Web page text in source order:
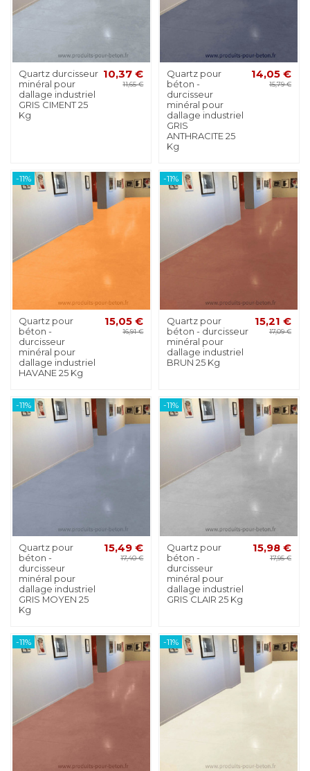
Quartz durcisseur
minéral pour
dallage industriel
GRIS CIMENT 25
Kg
10,37 €
11,65 €
Quartz pour
béton -
durcisseur
minéral pour
dallage industriel
GRIS
ANTHRACITE 25
Kg
14,05 €
15,79 €
-11%
Quartz pour
béton -
durcisseur
minéral pour
dallage industriel
HAVANE 25 Kg
15,05 €
16,91 €
-11%
Quartz pour
béton - durcisseur
minéral pour
dallage industriel
BRUN 25 Kg
15,21 €
17,09 €
-11%
Quartz pour
béton -
durcisseur
minéral pour
dallage industriel
GRIS MOYEN 25
Kg
15,49 €
17,40 €
-11%
Quartz pour
béton -
durcisseur
minéral pour
dallage industriel
GRIS CLAIR 25 Kg
15,98 €
17,95 €
-11% -11%